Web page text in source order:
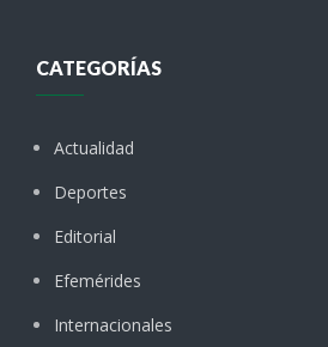
CATEGORÍAS
Actualidad
Deportes
Editorial
Efemérides
Internacionales